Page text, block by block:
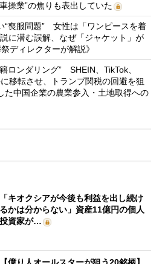
操業”の焦りも表出していた
“喪服問題” 女性は「ワンピースを着
に潜む誤解、なぜ「ジャケット」が
ディレクターが解説》
ロンダリング” SHEIN、TikTok、
移転させ、トランプ関税の回避を狙
中国企業の農業参入・土地取得への
「キオクシアが今後も利益を出し続け
るかは分からない」資産11億円の個人
投資家が…
【億り人オールスターが狙う20銘柄】